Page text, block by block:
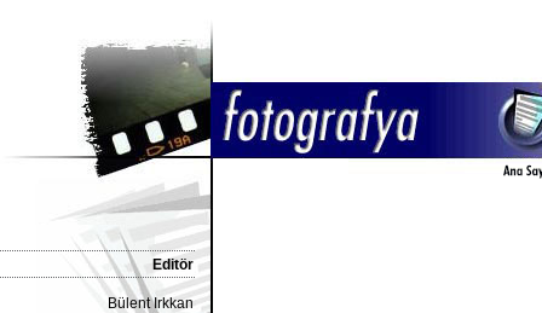
Editör
Bülent Irkkan